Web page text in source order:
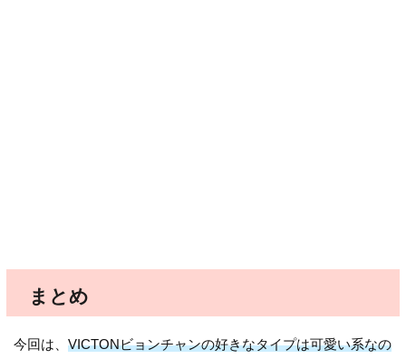
まとめ
今回は、VICTONビョンチャンの好きなタイプは可愛い系なの